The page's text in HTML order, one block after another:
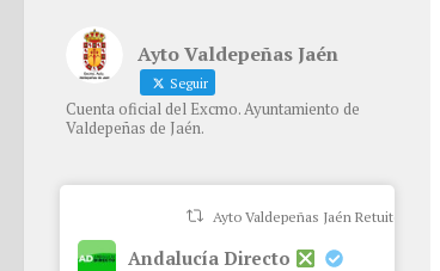
Ayto Valdepeñas Jaén
Seguir
Cuenta oficial del Excmo. Ayuntamiento de
Valdepeñas de Jaén.
Ayto Valdepeñas Jaén Retuiteado
Andalucía Directo